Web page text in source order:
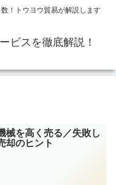
！トウヨウ貿易が解説します
ビスを徹底解説！
械を高く売る／失敗し
却のヒント